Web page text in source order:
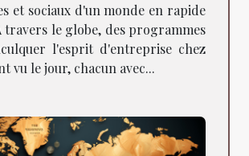
et sociaux d'un monde en rapide
travers le globe, des programmes
l'esprit d'entreprise chez
vu le jour, chacun avec...